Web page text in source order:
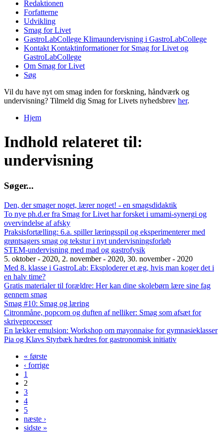
Redaktionen
Forfatterne
Udvikling
Smag for Livet
GastroLabCollege Klimaundervisning i GastroLabCollege
Kontakt Kontaktinformationer for Smag for Livet og
GastroLabCollege
Om Smag for Livet
Søg
Vil du have nyt om smag inden for forskning, håndværk og
undervisning? Tilmeld dig Smag for Livets nyhedsbrev her.
Hjem
Indhold relateret til:
undervisning
Søger...
Den, der smager noget, lærer noget! - en smagsdidaktik
To nye ph.d.er fra Smag for Livet har forsket i umami-synergi og
overvindelse af afsky
Praksisfortælling: 6.a. spiller læringsspil og eksperimenterer med
grøntsagers smag og tekstur i nyt undervisningsforløb
STEM-undervisning med mad og gastrofysik
5. oktober - 2020, 2. november - 2020, 30. november - 2020
Med 8. klasse i GastroLab: Eksploderer et æg, hvis man koger det i
en halv time?
Gratis materialer til forældre: Her kan dine skolebørn lære sine fag
gennem smag
Smag #10: Smag og læring
Citronmåne, popcorn og duften af nelliker: Smag som afsæt for
skriveprocesser
En lækker emulsion: Workshop om mayonnaise for gymnasieklasser
Pia og Klavs Styrbæk hædres for gastronomisk initiativ
Sider« første
‹ forrige
1
2
3
4
5
næste ›
sidste »